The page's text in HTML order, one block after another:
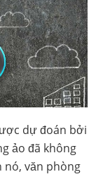
dự đoán bởi
ảo đã không
nó, văn phòng